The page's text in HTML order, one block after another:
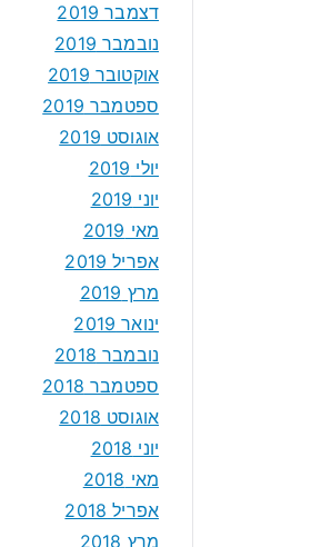
דצמבר 2019
נובמבר 2019
אוקטובר 2019
ספטמבר 2019
אוגוסט 2019
יולי 2019
יוני 2019
מאי 2019
אפריל 2019
מרץ 2019
ינואר 2019
נובמבר 2018
ספטמבר 2018
אוגוסט 2018
יוני 2018
מאי 2018
אפריל 2018
מרץ 2018